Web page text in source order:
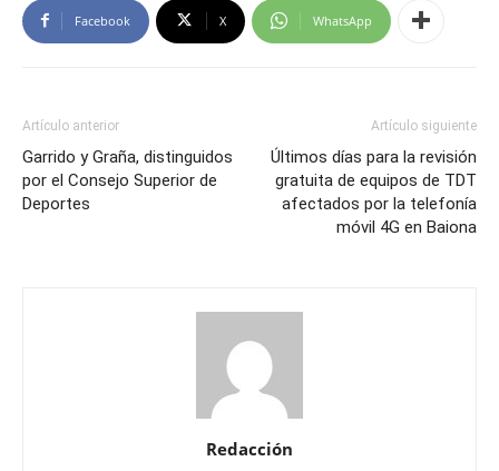
Facebook X WhatsApp
Artículo anterior
Garrido y Graña, distinguidos
por el Consejo Superior de
Deportes
Artículo siguiente
Últimos días para la revisión
gratuita de equipos de TDT
afectados por la telefonía
móvil 4G en Baiona
Redacción